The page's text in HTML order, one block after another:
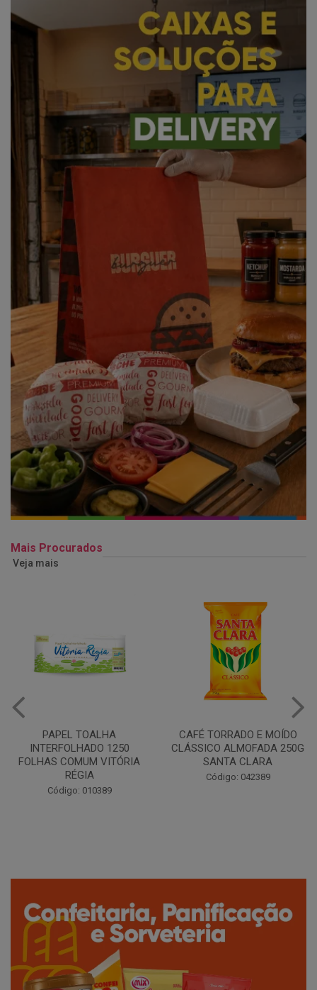
Mais Procurados
Veja mais
CAFÉ TORRADO E MOÍDO
CLÁSSICO ALMOFADA 250G
SANTA CLARA
Código: 042389
Copo Plástico Branco 180ml
Pacote c/100 - Cristalcopo
Código: 031413